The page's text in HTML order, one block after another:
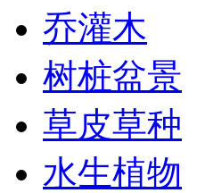
乔灌木
树桩盆景
草皮草种
水生植物